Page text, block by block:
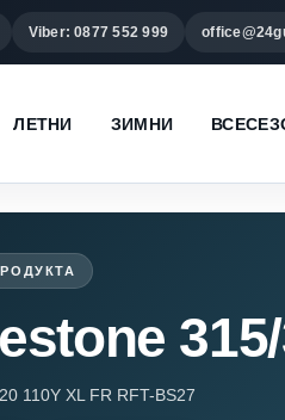
Viber: 0877 552 999
ЛЕТНИ ЗИМНИ
110Y XL FR RFT-BS27